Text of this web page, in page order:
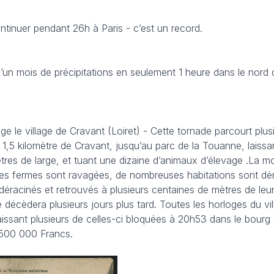
pendant 26h à Paris - c’est un record.
mois de précipitations en seulement 1 heure dans le nord
le village de Cravant (Loiret) - Cette tornade parcourt
kilomètre de Cravant, jusqu’au parc de la Touanne,
de large, et tuant une dizaine d’animaux d’élevage .La
fermes sont ravagées, de nombreuses habitations sont
et retrouvés à plusieurs centaines de mètres de
plusieurs jours plus tard. Toutes les horloges du
plusieurs de celles-ci bloquées à 20h53 dans le bourg
000 Francs.